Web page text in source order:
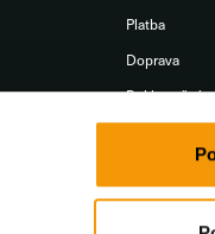
Platba
Doprava
Reklamačný